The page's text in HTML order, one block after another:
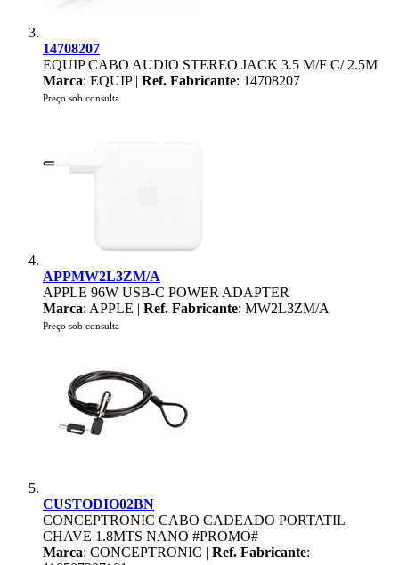
14708207
EQUIP CABO AUDIO STEREO JACK 3.5 M/F C/ 2.5M
Marca: EQUIP | Ref. Fabricante: 14708207
Preço sob consulta
APPMW2L3ZM/A
APPLE 96W USB-C POWER ADAPTER
Marca: APPLE | Ref. Fabricante: MW2L3ZM/A
Preço sob consulta
CUSTODIO02BN
CONCEPTRONIC CABO CADEADO PORTATIL
CHAVE 1.8MTS NANO #PROMO#
Marca: CONCEPTRONIC | Ref. Fabricante: